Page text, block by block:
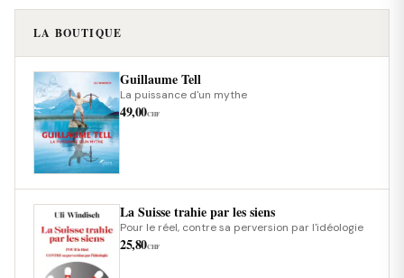
LA BOUTIQUE
Guillaume Tell
La puissance d'un mythe
49,00CHF
La Suisse trahie par les siens
Pour le réel, contre sa perversion par l'idéologie
25,80CHF